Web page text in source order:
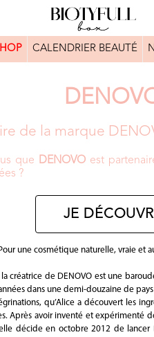
CALENDRIER BEAUTÉ
de la marque
que DENOVO est
?
JE
une cosmétique naturelle, vraie et
la créatrice de DENOVO est une
dans une demi-douzaine de
qu’Alice a découvert les
Après avoir inventé et expérimenté
décide en octobre 2012 de lancer